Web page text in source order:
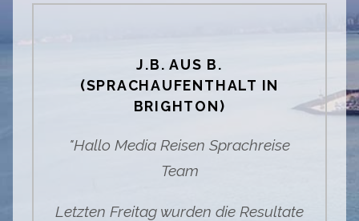
J.B. AUS B.
(SPRACHAUFENTHALT IN
BRIGHTON)
"Hallo Media Reisen Sprachreise
Team
Letzten Freitag wurden die Resultate